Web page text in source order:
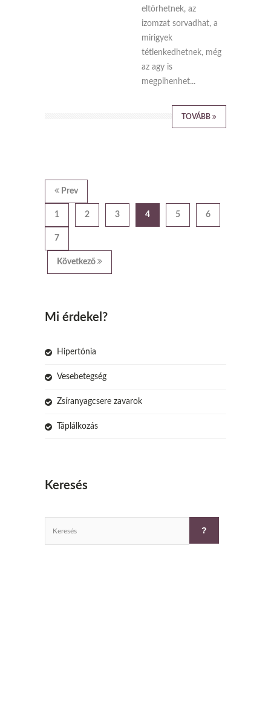
eltörhetnek, az
izomzat sorvadhat, a
mirigyek
tétlenkedhetnek, még
az agy is
megpihenhet...
TOVÁBB
Prev
1 2 3 4 5 6
7
Következő
Mi érdekel?
Hipertónia
Vesebetegség
Zsíranyagcsere zavarok
Táplálkozás
Keresés